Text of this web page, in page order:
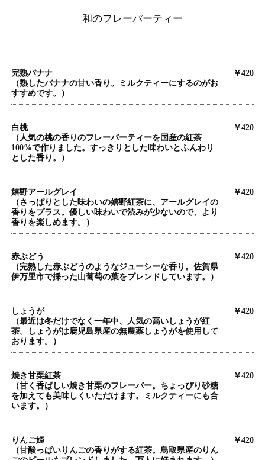
和のフレーバーティー
完熟バナナ
（熟したバナナの甘い香り。ミルクティーにするのがお
すすめです。）
￥420
白桃
（人気の桃の香りのフレーバーティーを国産の紅茶
100%で作りました。すっきりとした味わいとふんわり
とした香り。）
￥420
嬉野アールグレイ
（さっぱりとした味わいの嬉野紅茶に、アールグレイの
香りをプラス。優しい味わいで渋みが少ないので、より
香りを楽しめます。）
￥420
赤ぶどう
（完熟した赤ぶどうのようなジューシーな香り。佐賀県
伊万里市で採った山葡萄の葉をブレンドしています。）
￥420
しょうが
（最近は冬だけでなく一年中、人気の高いしょうが紅
茶。しょうがは鹿児島県産の無農薬しょうがを使用して
おります。）
￥420
焼き甘栗紅茶
（甘く香ばしい焼き甘栗のフレーバー。ちょっぴり砂糖
を加えても美味しくいただけます。ミルクティーにも合
います。）
￥420
りんご姫
（甘酸っぱいりんごの香りがする紅茶。鳥取県産のりん
￥420